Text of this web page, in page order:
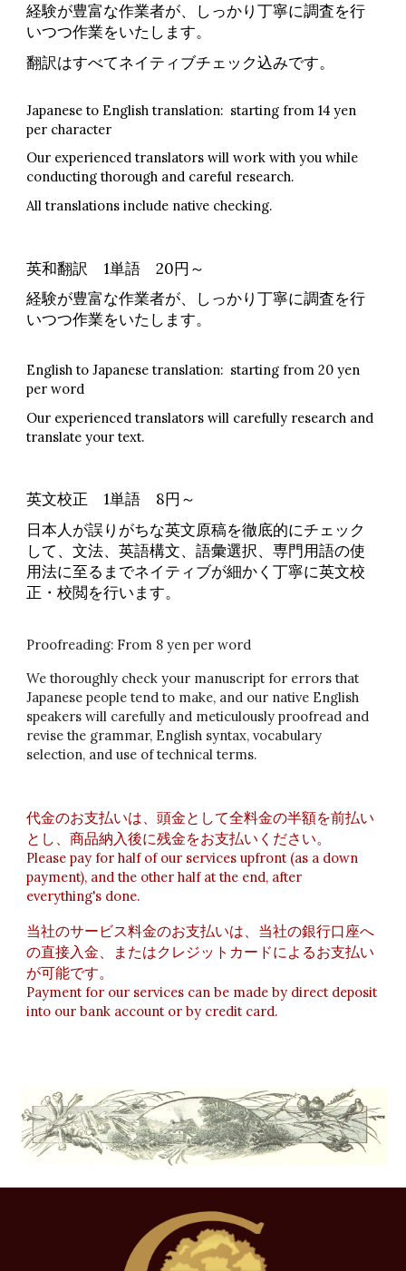
経験が豊富な作業者が、しっかり丁寧に調査を行
いつつ作業をいたします。
翻訳はすべてネイティブチェック込みです。
Japanese to English translation: starting from 14 yen
per character
Our experienced translators will work with you while
conducting thorough and careful research.
All translations include native checking.
英和翻訳 1単語 20円～
経験が豊富な作業者が、しっかり丁寧に調査を行
いつつ作業をいたします。
English to Japanese translation: starting from 20 yen
per word
Our experienced translators will carefully research and
translate your text.
英文校正 1単語 8円～
日本人が誤りがちな英文原稿を徹底的にチェック
して、文法、英語構文、語彙選択、専門用語の使
用法に至るまでネイティブが細かく丁寧に英文校
正・校閲を行います。
Proofreading: From 8 yen per word
We thoroughly check your manuscript for errors that
Japanese people tend to make, and our native English
speakers will carefully and meticulously proofread and
revise the grammar, English syntax, vocabulary
selection, and use of technical terms.
代金のお支払いは、頭金として全料金の半額を前払い
とし、商品納入後に残金をお支払いください。
Please pay for half of our services upfront (as a down
payment), and the other half at the end, after
everything's done.
当社のサービス料金のお支払いは、当社の銀行口座へ
の直接入金、またはクレジットカードによるお支払い
が可能です。
Payment for our services can be made by direct deposit
into our bank account or by credit card.